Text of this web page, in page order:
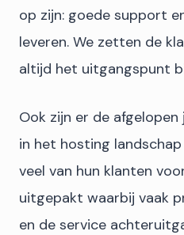
op zijn: goede support
leveren. We zetten de
altijd het uitgangspunt
Ook zijn er de
in het hosting
veel van hun klanten
uitgepakt waarbij vaak
en de service